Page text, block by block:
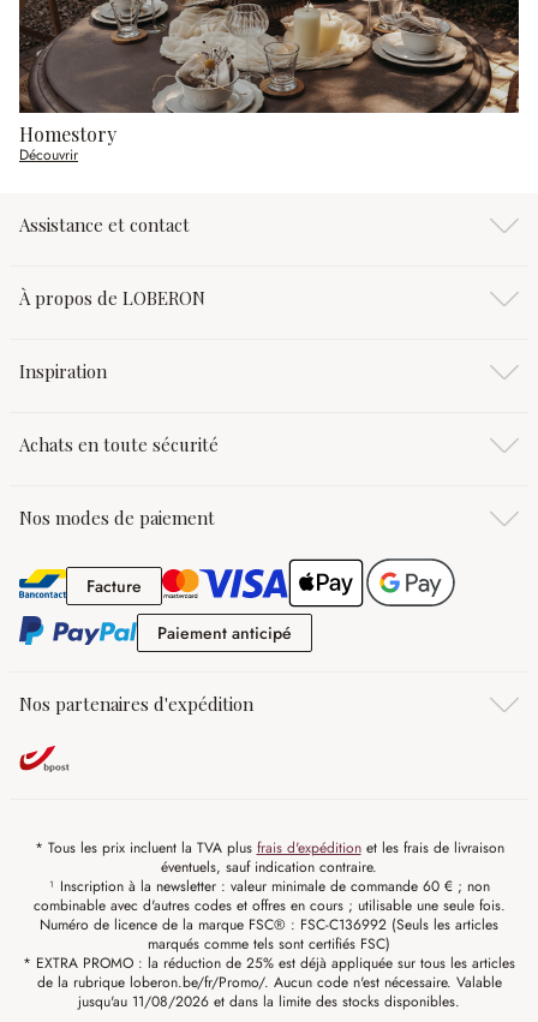
Homestory
Découvrir
Assistance et contact
À propos de LOBERON
Inspiration
Achats en toute sécurité
Nos modes de paiement
FactureFacture
Paiement anticipé
Nos partenaires d'expédition
* Tous les prix incluent la TVA plus frais d'expéditionet les frais de livraison
éventuels, sauf indication contraire.
¹ Inscription à la newsletter : valeur minimale de commande 60 € ; non
combinable avec d'autres codes et offres en cours ; utilisable une seule fois.
Numéro de licence de la marque FSC® : FSC-C136992 (Seuls les articles
marqués comme tels sont certifiés FSC)
* EXTRA PROMO : la réduction de 25% est déjà appliquée sur tous les articles
de la rubrique loberon.be/fr/Promo/. Aucun code n'est nécessaire. Valable
jusqu'au 11/08/2026 et dans la limite des stocks disponibles.